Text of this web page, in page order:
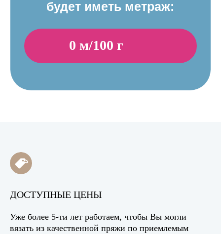
ДОСТУПНЫЕ ЦЕНЫ
Уже более 5-ти лет работаем, чтобы Вы могли
вязать из качественной пряжи по приемлемым